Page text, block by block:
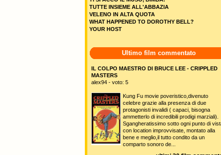
TUTTE INSIEME ALL'ABBAZIA
VELENO IN ALTA QUOTA
WHAT HAPPENED TO DOROTHY BELL?
YOUR HOST
Ultimo film commentato
IL COLPO MAESTRO DI BRUCE LEE - CRIPPLED
MASTERS
alex94 - voto: 5
Kung Fu movie poveristico,divenuto
celebre grazie alla presenza di due
protagonisti invalidi ( capaci, bisogna
ammetterlo di incredibili prodigi marziali).
Sgangheratissimo sotto ogni punto di
con location improvvisate, montato alla
bene e meglio,il tutto condito da un
comparto sonoro de...